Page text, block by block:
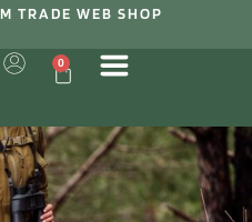
TRADE WEB SHOP
0